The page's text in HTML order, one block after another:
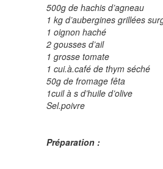
500g de hachis d’agneau
1 kg d’aubergines grillées
1 oignon haché
2 gousses d’ail
1 grosse tomate
1 cui.à.café de thym séché
50g de fromage fêta
1cuil à s d’huile d’olive
Sel.poivre
Préparation :